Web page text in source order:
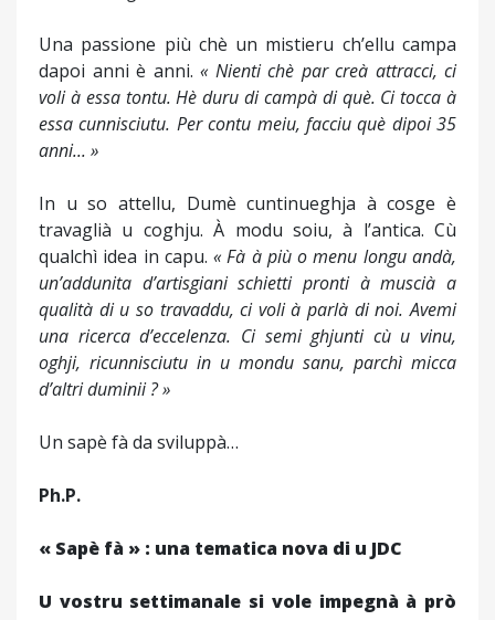
Una passione più chè un mistieru ch’ellu campa
dapoi anni è anni. « Nienti chè par creà attracci, ci
voli à essa tontu. Hè duru di campà di què. Ci tocca à
essa cunnisciutu. Per contu meiu, facciu què dipoi 35
anni... »
In u so attellu, Dumè cuntinueghja à cosge è
travaglià u coghju. À modu soiu, à l’antica. Cù
qualchì idea in capu.« Fà à più o menu longu andà,
un’addunita d’artisgiani schietti pronti à muscià a
qualità di u so travaddu, ci voli à parlà di noi. Avemi
una ricerca d’eccelenza. Ci semi ghjunti cù u vinu,
oghji, ricunnisciutu in u mondu sanu, parchì micca
d’altri duminii ? »
Un sapè fà da sviluppà…
Ph.P.
« Sapè fà » : una tematica nova di u JDC
U vostru settimanale si vole impegnà à prò